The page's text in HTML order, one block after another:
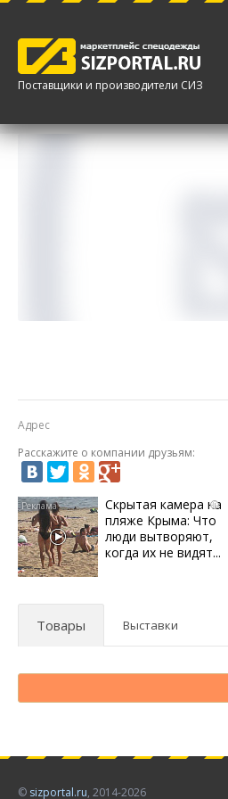
Поставщики и производители СИЗ
Адрес
Расскажите о компании друзьям:
i
Скрытая камера на
пляже Крыма: Что
люди вытворяют,
когда их не видят...
Товары Выставки
© sizportal.ru, 2014-2026